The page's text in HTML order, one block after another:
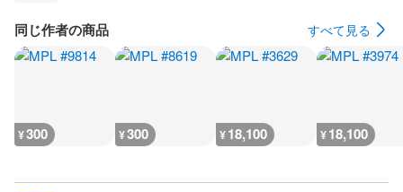
同じ作者の商品 すべて見る
¥300 ¥300 ¥18,100 ¥18,100